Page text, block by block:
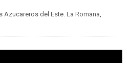
del Este. La Romana,